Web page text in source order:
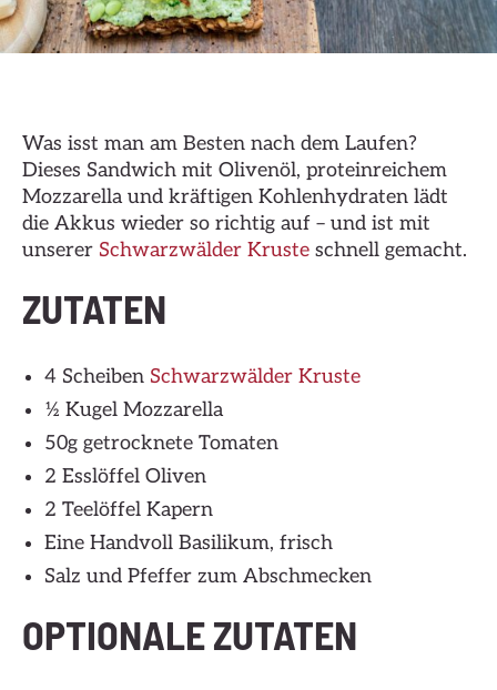
Was isst man am Besten nach dem Laufen?
Dieses Sandwich mit Olivenöl, proteinreichem
Mozzarella und kräftigen Kohlenhydraten lädt
die Akkus wieder so richtig auf – und ist mit
unserer Schwarzwälder Kruste schnell gemacht.
ZUTATEN
4 Scheiben Schwarzwälder Kruste
½ Kugel Mozzarella
50g getrocknete Tomaten
2 Esslöffel Oliven
2 Teelöffel Kapern
Eine Handvoll Basilikum, frisch
Salz und Pfeffer zum Abschmecken
OPTIONALE ZUTATEN